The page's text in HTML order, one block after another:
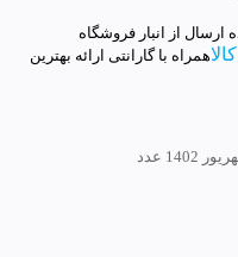
ارسال از انبار فروشگاه
همراه با گارانتی ارائه بهترین
عدد